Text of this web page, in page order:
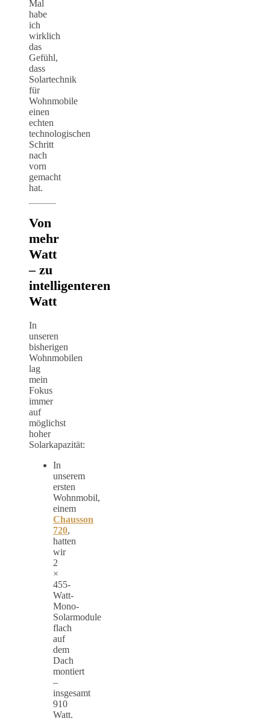
Mal
habe
ich
wirklich
das
Gefühl,
dass
Solartechnik
für
Wohnmobile
einen
echten
technologischen
Schritt
nach
vorn
gemacht
hat.
Von
mehr
Watt
– zu
intelligenteren
Watt
In
unseren
bisherigen
Wohnmobilen
lag
mein
Fokus
immer
auf
möglichst
hoher
Solarkapazität:
In
unserem
ersten
Wohnmobil,
einem
Chausson
720,
hatten
wir
2
×
455-
Watt-
Mono-
Solarmodule
flach
auf
dem
Dach
montiert
–
insgesamt
910
Watt.